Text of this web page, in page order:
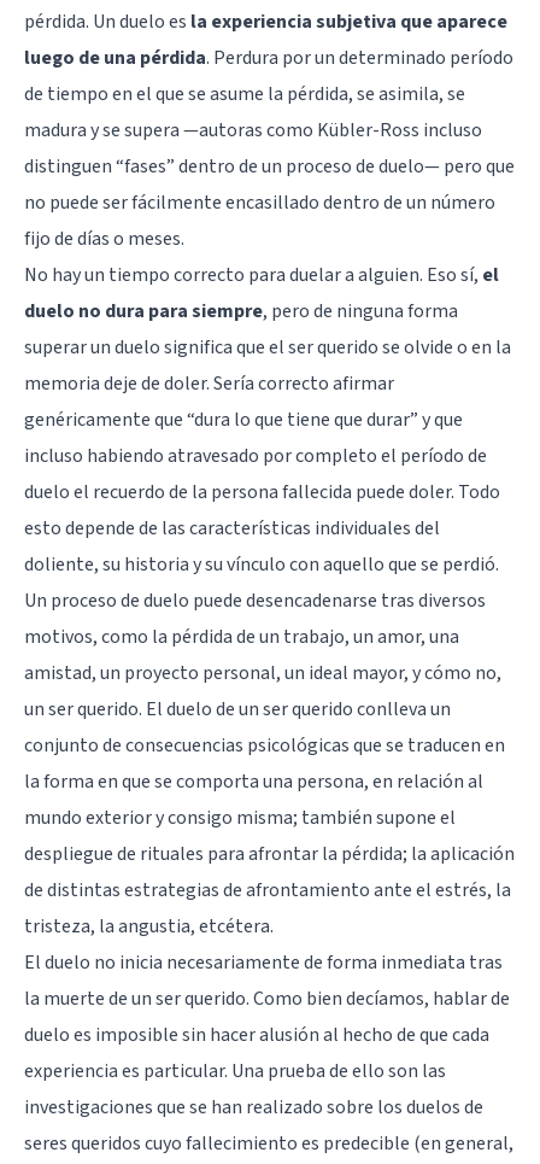
pérdida. Un duelo es la experiencia subjetiva que aparece
luego de una pérdida. Perdura por un determinado período
de tiempo en el que se asume la pérdida, se asimila, se
madura y se supera —autoras como Kübler-Ross incluso
distinguen “fases” dentro de un proceso de duelo— pero que
no puede ser fácilmente encasillado dentro de un número
fijo de días o meses.
No hay un tiempo correcto para duelar a alguien. Eso sí, el
duelo no dura para siempre, pero de ninguna forma
superar un duelo significa que el ser querido se olvide o en la
memoria deje de doler. Sería correcto afirmar
genéricamente que “dura lo que tiene que durar” y que
incluso habiendo atravesado por completo el período de
duelo el recuerdo de la persona fallecida puede doler. Todo
esto depende de las características individuales del
doliente, su historia y su vínculo con aquello que se perdió.
Un proceso de duelo puede desencadenarse tras diversos
motivos, como la pérdida de un trabajo, un amor, una
amistad, un proyecto personal, un ideal mayor, y cómo no,
un ser querido. El duelo de un ser querido conlleva un
conjunto de consecuencias psicológicas que se traducen en
la forma en que se comporta una persona, en relación al
mundo exterior y consigo misma; también supone el
despliegue de rituales para afrontar la pérdida; la aplicación
de distintas estrategias de afrontamiento ante el estrés, la
tristeza, la angustia, etcétera.
El duelo no inicia necesariamente de forma inmediata tras
la muerte de un ser querido. Como bien decíamos, hablar de
duelo es imposible sin hacer alusión al hecho de que cada
experiencia es particular. Una prueba de ello son las
investigaciones que se han realizado sobre los duelos de
seres queridos cuyo fallecimiento es predecible (en general,